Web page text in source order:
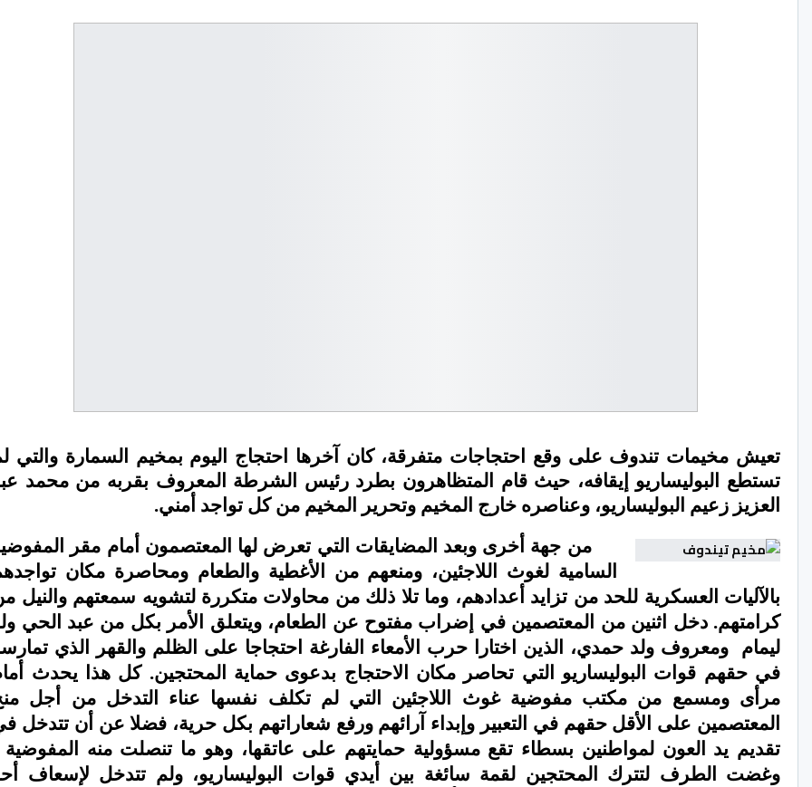
تعيش مخيمات تندوف على وقع احتجاجات متفرقة، كان آخرها احتجاج اليوم بمخيم السمارة والتي
تستطع البوليساريو إيقافه، حيث قام المتظاهرون بطرد رئيس الشرطة المعروف بقربه من محمد
العزيز زعيم البوليساريو، وعناصره خارج المخيم وتحرير المخيم من كل تواجد أمني.
من جهة أخرى وبعد المضايقات التي تعرض لها المعتصمون أمام مقر
السامية لغوث اللاجئين، ومنعهم من الأغطية والطعام ومحاصرة مكان
بالآليات العسكرية للحد من تزايد أعدادهم، وما تلا ذلك من محاولات متكررة لتشويه سمعتهم والنيل
كرامتهم. دخل اثنين من المعتصمين في إضراب مفتوح عن الطعام، ويتعلق الأمر بكل من عبد الحي
ليمام
ومعروف ولد حمدي، الذين اختارا حرب الأمعاء الفارغة احتجاجا على الظلم والقهر الذي
في حقهم قوات البوليساريو التي تحاصر مكان الاحتجاج بدعوى حماية المحتجين. كل هذا يحدث
مرأى ومسمع من مكتب مفوضية غوث اللاجئين التي لم تكلف نفسها عناء التدخل من أجل
المعتصمين على الأقل حقهم في التعبير وإبداء آرائهم ورفع شعاراتهم بكل حرية، فضلا عن أن تتدخل
تقديم يد العون لمواطنين بسطاء تقع مسؤولية حمايتهم على عاتقها، وهو ما تنصلت منه المفوضية
وغضت الطرف لتترك المحتجين لقمة سائغة بين أيدي قوات البوليساريو، ولم تتدخل لإسعاف